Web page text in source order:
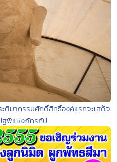
ติมากรรมศักดิ์สิทธิ์องค์แรกจะเสด็จ
ฐพีแห่งภัทรกัป